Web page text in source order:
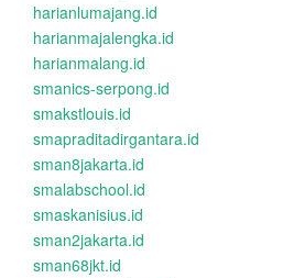
harianlumajang.id
harianmajalengka.id
harianmalang.id
smanics-serpong.id
smakstlouis.id
smapraditadirgantara.id
sman8jakarta.id
smalabschool.id
smaskanisius.id
sman2jakarta.id
sman68jkt.id